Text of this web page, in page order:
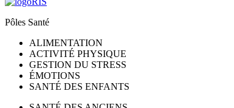
Pôles Santé
ALIMENTATION
ACTIVITÉ PHYSIQUE
GESTION DU STRESS
ÉMOTIONS
SANTÉ DES ENFANTS